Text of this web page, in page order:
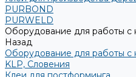
PURBOND
PURWELD
Оборудование для работы с
Назад
Оборудование для работы с
KLP, Словения